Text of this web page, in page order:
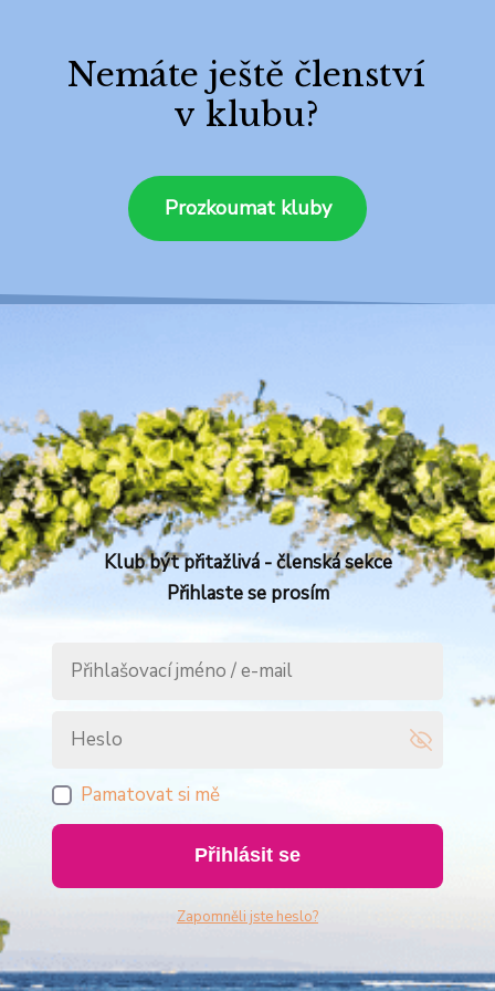
Nemáte ještě členství
v klubu?
Prozkoumat kluby
Klub být přitažlivá - členská sekce
Přihlaste se prosím
Pamatovat si mě
Přihlásit se
Zapomněli jste heslo?